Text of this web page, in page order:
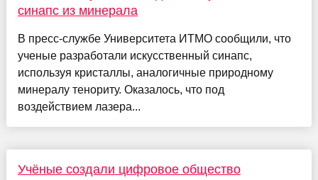
синапс из минерала
В пресс-службе Университета ИТМО сообщили, что
ученые разработали искусственный синапс,
используя кристаллы, аналогичные природному
минералу тенориту. Оказалось, что под
воздействием лазера...
Учёные создали цифровое общество